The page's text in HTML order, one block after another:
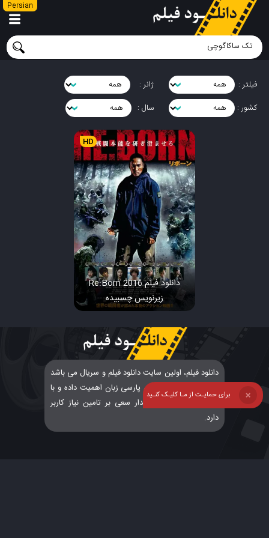
Persian
فیلتر :
ژانر :
کشور :
سال :
دانلود فیلم Re:Born 2016
زیرنویس چسبیده
HD
دانلود فیلم، اولین سایت دانلود فیلم و سریال می باشد
که به درخواست کاربران پارسی زبان اهمیت داده و با
پشتیبانی و ارتباطی پایدار سعی بر تامین نیاز کاربر
دارد.
برای حمایـت از مـا کلیـک کنـید ❌